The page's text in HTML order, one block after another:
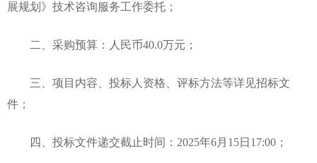
展规划》技术咨询服务工作委托；
二、采购预算：人民币40.0万元；
三、项目内容、投标人资格、评标方法等详见招标文
件；
四、投标文件递交截止时间：2025年6月15日17:00；